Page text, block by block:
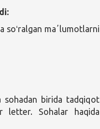
soʻralgan maʼlumotlarni
sohadan birida tadqiqot
letter. Sohalar haqida